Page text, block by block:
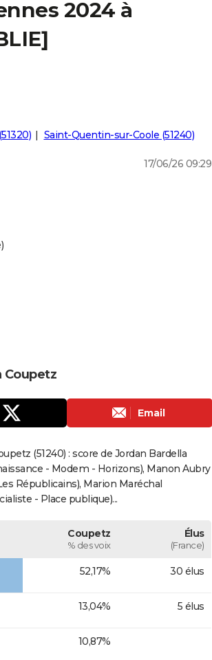
2024 à
Saint-Quentin-sur-Coole (51240)
17/06/26 09:29
Coupetz
Email
(51240) : score de Jordan Bardella
- Modem - Horizons), Manon Aubry
Républicains), Marion Maréchal
- Place publique)...
Coupetz
% des voix
Élus
(France)
52,17% 30 élus
13,04% 5 élus
10,87%